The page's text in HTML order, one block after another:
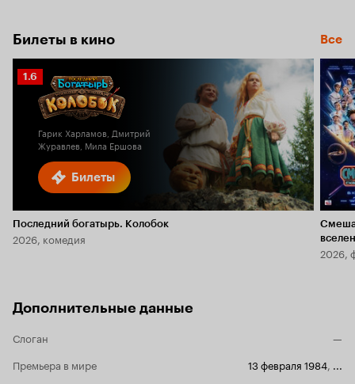
Билеты в кино Все
Билеты
Рейтинг
Кинопоиска
1.6
Гарик Харламов, Дмитрий
Журавлев, Мила Ершова
Последний богатырь. Колобок
2026, комедия
2026,
Дополнительные данные
Слоган
—
Премьера в мире
13 февраля 1984, ...